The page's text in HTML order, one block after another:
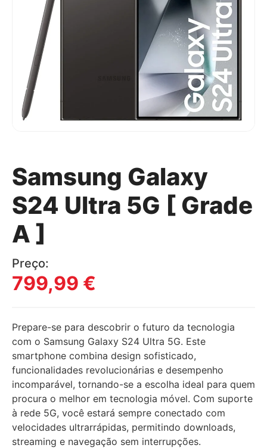
Samsung Galaxy
S24 Ultra 5G [ Grade
A ]
Preço:
799,99 €
Prepare-se para descobrir o futuro da tecnologia
com o Samsung Galaxy S24 Ultra 5G. Este
smartphone combina design sofisticado,
funcionalidades revolucionárias e desempenho
incomparável, tornando-se a escolha ideal para quem
procura o melhor em tecnologia móvel. Com suporte
à rede 5G, você estará sempre conectado com
velocidades ultrarrápidas, permitindo downloads,
streaming e navegação sem interrupções.